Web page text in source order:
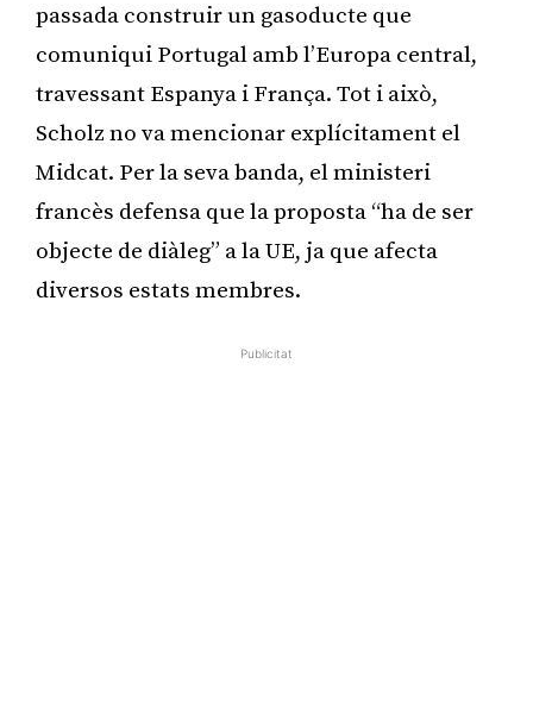
passada construir un gasoducte que
comuniqui Portugal amb l’Europa central,
travessant Espanya i França. Tot i això,
Scholz no va mencionar explícitament el
Midcat. Per la seva banda, el ministeri
francès defensa que la proposta “ha de ser
objecte de diàleg” a la UE, ja que afecta
diversos estats membres.
Publicitat